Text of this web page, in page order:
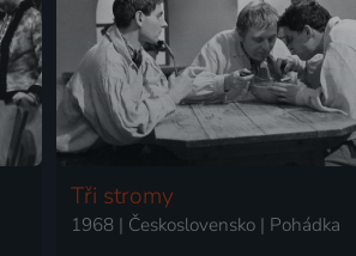
Tři stromy
1968 | Československo | Pohádka